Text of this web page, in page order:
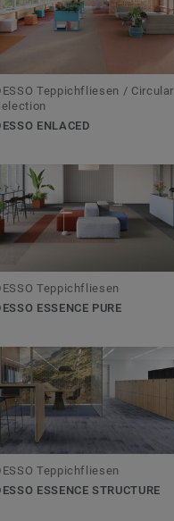
Teppichfliesen / Circular
ENLACED
Teppichfliesen
ESSENCE PURE
Teppichfliesen
ESSENCE STRUCTURE